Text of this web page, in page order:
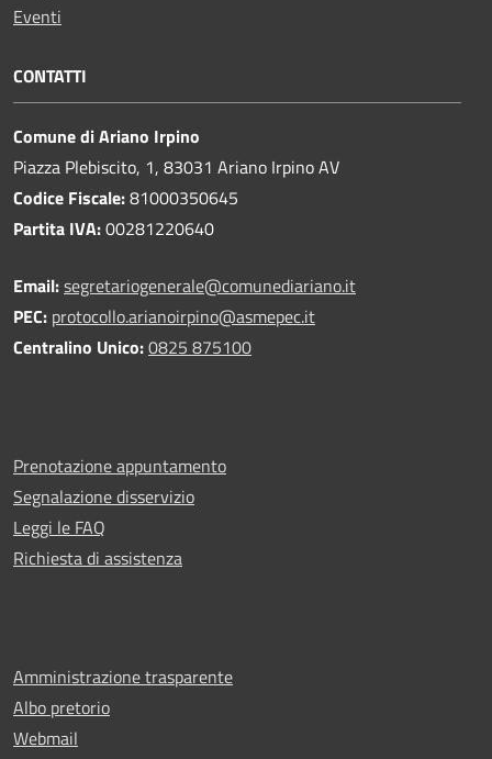
Eventi
CONTATTI
Comune di Ariano Irpino
Piazza Plebiscito, 1, 83031 Ariano Irpino AV
Codice Fiscale:81000350645
Partita IVA:00281220640
Email:segretariogenerale@comunediariano.it
PEC: protocollo.arianoirpino@asmepec.it
Centralino Unico:0825 875100
Prenotazione appuntamento
Segnalazione disservizio
Leggi le FAQ
Richiesta di assistenza
Amministrazione trasparente
Albo pretorio
Webmail